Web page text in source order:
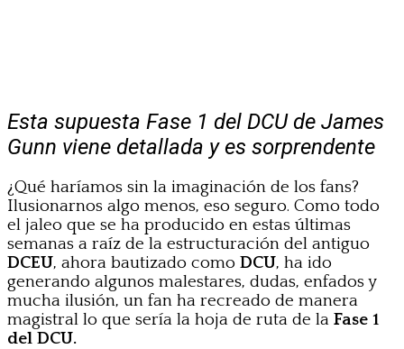
Esta supuesta Fase 1 del DCU de James
Gunn viene detallada y es sorprendente
¿Qué haríamos sin la imaginación de los fans?
Ilusionarnos algo menos, eso seguro. Como todo
el jaleo que se ha producido en estas últimas
semanas a raíz de la estructuración del antiguo
DCEU, ahora bautizado como DCU, ha ido
generando algunos malestares, dudas, enfados y
mucha ilusión, un fan ha recreado de manera
magistral lo que sería la hoja de ruta de la Fase 1
del DCU.